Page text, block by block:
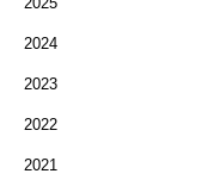
2024
2023
2022
2021